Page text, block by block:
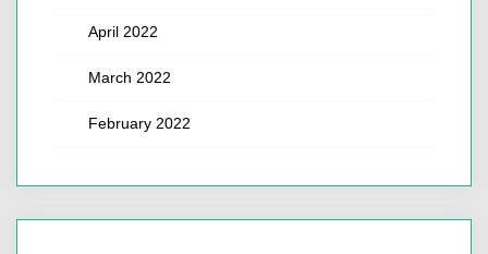
April 2022
March 2022
February 2022